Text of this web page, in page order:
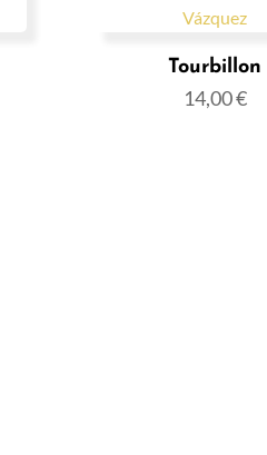
Tourbillon
14,00€